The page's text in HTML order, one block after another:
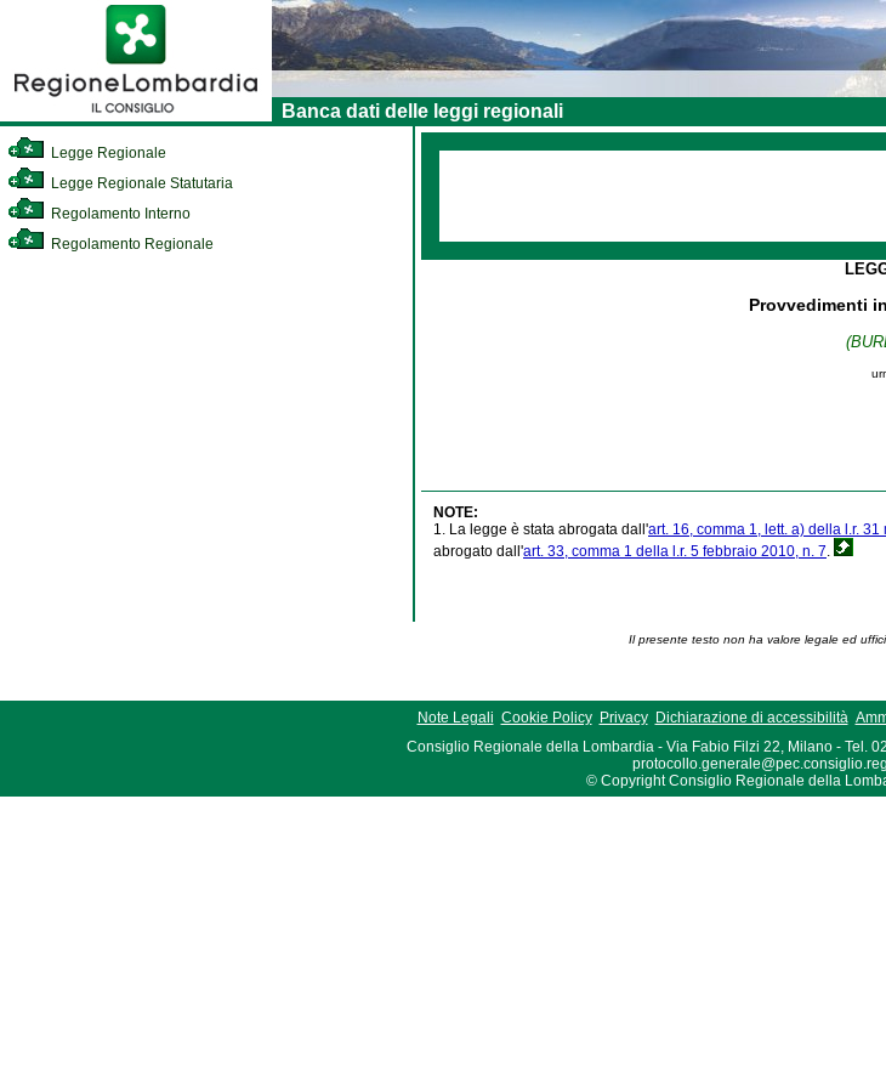
Banca dati delle leggi regionali
Legge Regionale
Legge Regionale Statutaria
Regolamento Interno
Regolamento Regionale
Provvedimenti
NOTE:
1. La legge è stata abrogata dall'art. 16, comma 1, lett. a) della l.r.
abrogato dall'art. 33, comma 1 della l.r. 5 febbraio 2010, n. 7.
Il presente testo non ha valore legale ed
Note Legali Cookie Policy Privacy Dichiarazione di accessibilità
Consiglio Regionale della Lombardia - Via Fabio Filzi 22, Milano - Tel.
© Copyright Consiglio Regionale della